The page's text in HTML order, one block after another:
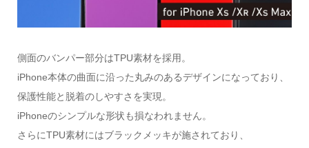
側面のバンパー部分はTPU素材を採用。
iPhone本体の曲面に沿った丸みのあるデザインになっており、
保護性能と脱着のしやすさを実現。
iPhoneのシンプルな形状も損なわれません。
さらにTPU素材にはブラックメッキが施されており、